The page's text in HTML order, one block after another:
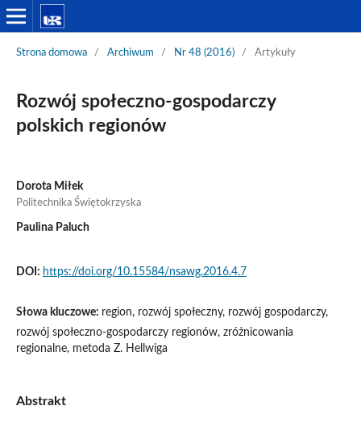
Strona domowa / Archiwum / Nr 48 (2016) / Artykuły
Rozwój społeczno-gospodarczy
polskich regionów
Dorota Miłek
Politechnika Świętokrzyska
Paulina Paluch
DOI: https://doi.org/10.15584/nsawg.2016.4.7
Słowa kluczowe: region, rozwój społeczny, rozwój gospodarczy,
rozwój społeczno-gospodarczy regionów, zróżnicowania
regionalne, metoda Z. Hellwiga
Abstrakt